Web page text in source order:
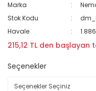
Marka
Stok Kodu
Havale
215,12 TL den başlayan
Seçenekler